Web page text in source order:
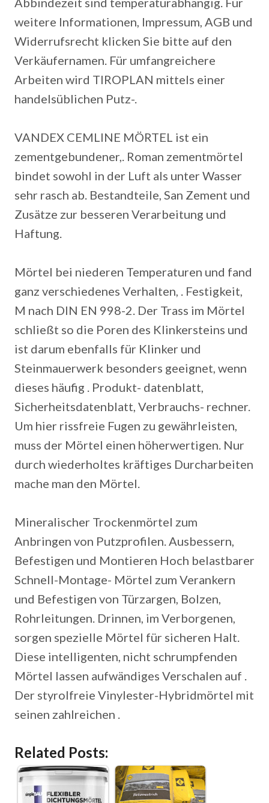
weitere Informationen, Impressum, AGB und
Widerrufsrecht klicken Sie bitte auf den
Verkäufernamen. Für umfangreichere
Arbeiten wird TIROPLAN mittels einer
handelsüblichen Putz-.
VANDEX CEMLINE MÖRTEL ist ein
zementgebundener,. Roman zementmörtel
bindet sowohl in der Luft als unter Wasser
sehr rasch ab. Bestandteile, San Zement und
Zusätze zur besseren Verarbeitung und
Haftung.
Mörtel bei niederen Temperaturen und fand
ganz verschiedenes Verhalten, . Festigkeit,
M nach DIN EN 998-2. Der Trass im Mörtel
schließt so die Poren des Klinkersteins und
ist darum ebenfalls für Klinker und
Steinmauerwerk besonders geeignet, wenn
dieses häufig . Produkt- datenblatt,
Sicherheitsdatenblatt, Verbrauchs- rechner.
Um hier rissfreie Fugen zu gewährleisten,
muss der Mörtel einen höherwertigen. Nur
durch wiederholtes kräftiges Durcharbeiten
mache man den Mörtel.
Mineralischer Trockenmörtel zum
Anbringen von Putzprofilen. Ausbessern,
Befestigen und Montieren Hoch belastbarer
Schnell-Montage- Mörtel zum Verankern
und Befestigen von Türzargen, Bolzen,
Rohrleitungen. Drinnen, im Verborgenen,
sorgen spezielle Mörtel für sicheren Halt.
Diese intelligenten, nicht schrumpfenden
Mörtel lassen aufwändiges Verschalen auf .
Der styrolfreie Vinylester-Hybridmörtel mit
seinen zahlreichen .
Related Posts: